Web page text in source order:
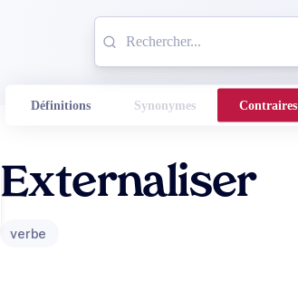
Définitions Synonymes Contraires
Externaliser
verbe